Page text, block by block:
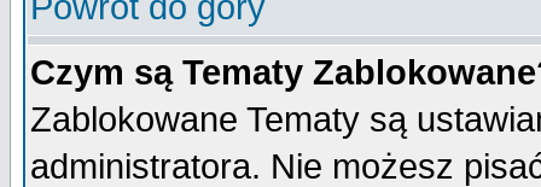
Czym są Tematy
Zablokowane Tematy są
administratora. Nie możesz